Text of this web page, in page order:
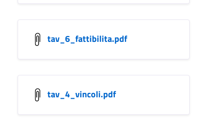
tav_6_fattibilita.pdf
tav_4_vincoli.pdf